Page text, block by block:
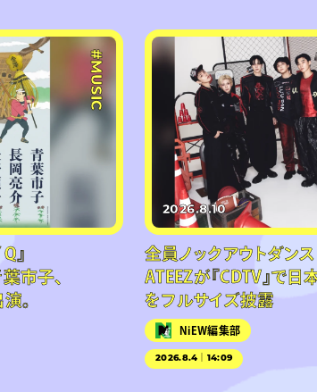
#MUSIC
』
市子、
。
2026.8.10
全員ノックアウトダンス
ATEEZが『CDTV』で日
をフルサイズ披露
NiEW編集部
2026.8.4｜14:09